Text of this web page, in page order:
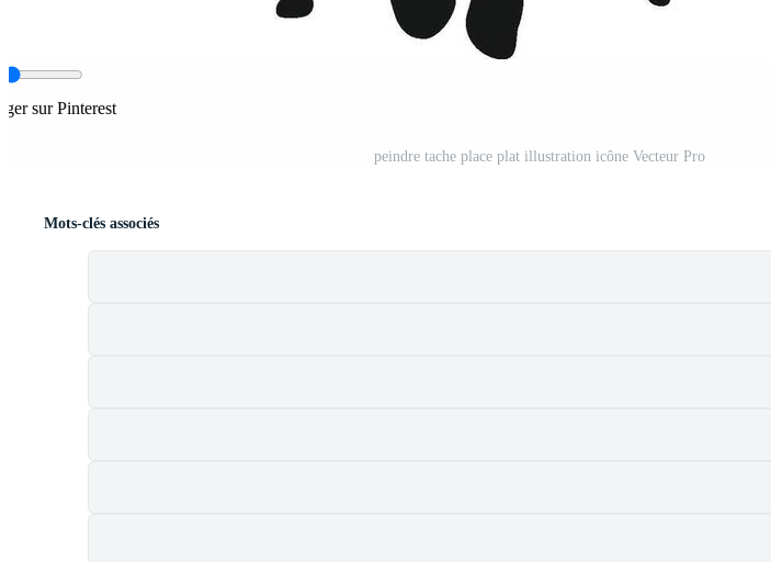
sur Pinterest
peindre tache place plat illustration icône Vecteur Pro
Mots-clés associés